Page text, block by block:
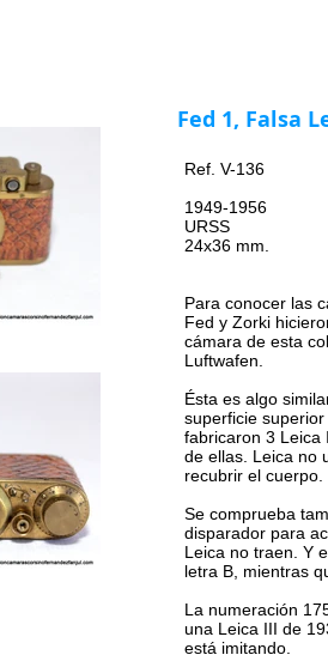
Fed 1, Falsa
Ref. V-136
1949-1956
URSS
24x36 mm.
Para conocer las
Fed y Zorki
cámara de esta
Luftwafen.
Ésta es algo
superficie
fabricaron 3 Leica
de ellas. Leica no
recubrir el cuerpo.
Se comprueba
disparador para
Leica no traen. Y
letra B, mientras
La numeración
una Leica III de
está imitando.